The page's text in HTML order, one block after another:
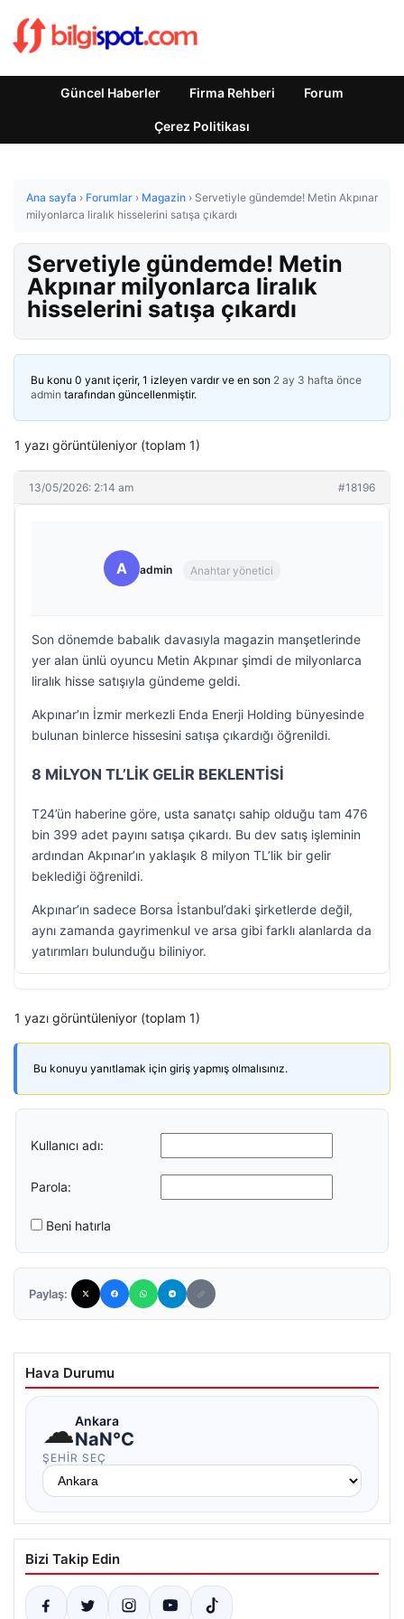
Güncel Haberler Firma Rehberi Forum
Çerez Politikası
Ana sayfa › Forumlar › Magazin › Servetiyle gündemde! Metin Akpınar
milyonlarca liralık hisselerini satışa çıkardı
Servetiyle gündemde! Metin
Akpınar milyonlarca liralık
hisselerini satışa çıkardı
Bu konu 0 yanıt içerir, 1 izleyen vardır ve en son 2 ay 3 hafta önce
admin tarafından güncellenmiştir.
1 yazı görüntüleniyor (toplam 1)
13/05/2026: 2:14 am #18196
A admin Anahtar yönetici
Son dönemde babalık davasıyla magazin manşetlerinde
yer alan ünlü oyuncu Metin Akpınar şimdi de milyonlarca
liralık hisse satışıyla gündeme geldi.
Akpınar’ın İzmir merkezli Enda Enerji Holding bünyesinde
bulunan binlerce hissesini satışa çıkardığı öğrenildi.
8 MİLYON TL’LİK GELİR BEKLENTİSİ
T24’ün haberine göre, usta sanatçı sahip olduğu tam 476
bin 399 adet payını satışa çıkardı. Bu dev satış işleminin
ardından Akpınar’ın yaklaşık 8 milyon TL’lik bir gelir
beklediği öğrenildi.
Akpınar’ın sadece Borsa İstanbul’daki şirketlerde değil,
aynı zamanda gayrimenkul ve arsa gibi farklı alanlarda da
yatırımları bulunduğu biliniyor.
1 yazı görüntüleniyor (toplam 1)
Bu konuyu yanıtlamak için giriş yapmış olmalısınız.
Kullanıcı adı:
Parola:
Beni hatırla
Paylaş:
Hava Durumu
☁Ankara
NaN°C
ŞEHIR SEÇ
Bizi Takip Edin